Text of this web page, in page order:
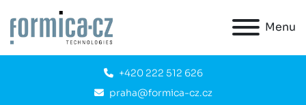
Menu
+420 222 512 626
praha@formica-cz.cz